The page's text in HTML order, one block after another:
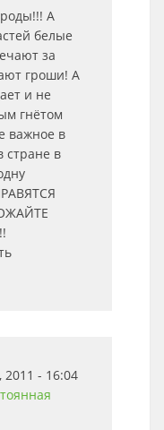
А
белые
за
гроши! А
и не
гнётом
важное в
стране в
2011 - 16:04